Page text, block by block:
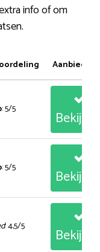
info of om
: 5/5
: 5/5
: 4,5/5